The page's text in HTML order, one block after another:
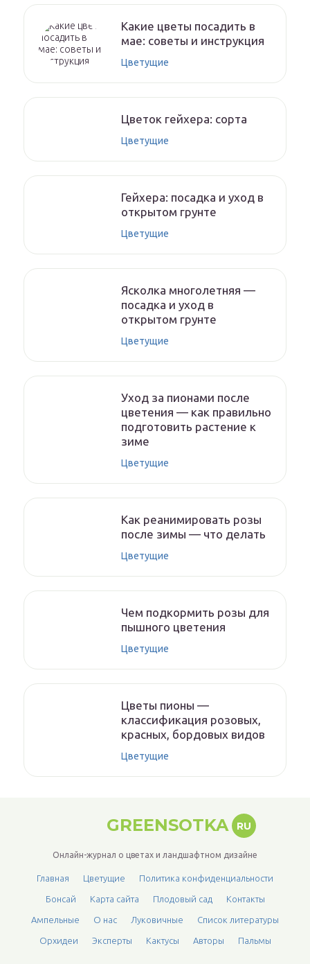
Какие цветы посадить в
мае: советы и инструкция
Цветущие
Цветок гейхера: сорта
Цветущие
Гейхера: посадка и уход в
открытом грунте
Цветущие
Ясколка многолетняя —
посадка и уход в
открытом грунте
Цветущие
Уход за пионами после
цветения — как правильно
подготовить растение к
зиме
Цветущие
Как реанимировать розы
после зимы — что делать
Цветущие
Чем подкормить розы для
пышного цветения
Цветущие
Цветы пионы —
классификация розовых,
красных, бордовых видов
Цветущие
GREENSOTKA RU
Онлайн-журнал о цветах и ландшафтном дизайне
Главная Цветущие Политика конфиденциальности
Бонсай Карта сайта Плодовый сад Контакты
Ампельные О нас Луковичные Список литературы
Орхидеи Эксперты Кактусы Авторы Пальмы